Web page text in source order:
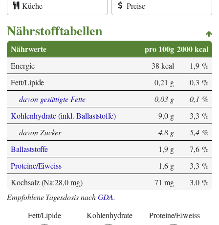
Küche Preise
Nährstofftabellen
Nährwerte pro 100g 2000 kcal
Energie 38 kcal
1,9 %
Fett/Lipide
0,21 g
0,3 %
davon gesättigte Fette
0,03 g
0,1 %
Kohlenhydrate (inkl. Ballaststoffe)
9,0 g
3,3 %
davon Zucker
4,8 g
5,4 %
Ballaststoffe
1,9 g
7,6 %
Proteine/Eiweiss
1,6 g
3,3 %
Kochsalz (Na:28,0 mg)
71 mg
3,0 %
Empfohlene Tagesdosis nachGDA.
Fett/Lipide
Kohlenhydrate Proteine/Eiweiss